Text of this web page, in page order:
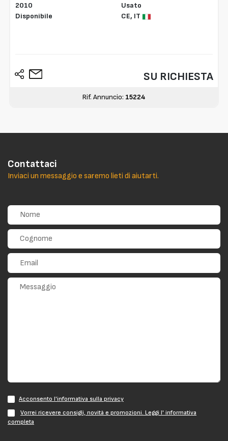
2010
Disponibile
Usato
CE, IT
SU RICHIESTA
Rif. Annuncio: 15224
Contattaci
Inviaci un messaggio e saremo lieti di aiutarti.
Acconsento l'informativa sulla privacy
Vorrei ricevere consigli, novità e promozioni. Leggi l' informativa
completa